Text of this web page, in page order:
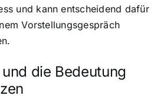
und kann entscheidend dafür
Vorstellungsgespräch
die Bedeutung